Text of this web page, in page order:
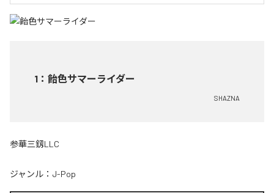
1 ： 飴色サマーライダー
SHAZNA
参華三釼LLC
ジャンル： J-Pop